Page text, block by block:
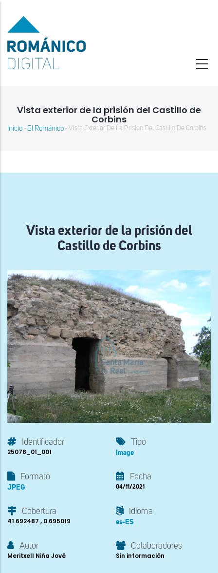
contenido
principal
Vista exterior de la prisión del Castillo de
Corbins
navegación
Inicio - El Románico - Vista Exterior De La Prisión Del Castillo De Corbins
Vista exterior de la prisión del
Castillo de Corbins
Identificador
25078_01_001
Tipo
Image
Formato
JPEG
Fecha
04/11/2021
Cobertura
41.692487 , 0.695019
Idioma
es-ES
Autor
Meritxell Niña Jové
Colaboradores
Sin información